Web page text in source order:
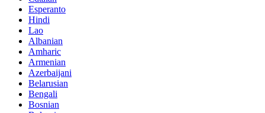
Esperanto
Hindi
Lao
Albanian
Amharic
Armenian
Azerbaijani
Belarusian
Bengali
Bosnian